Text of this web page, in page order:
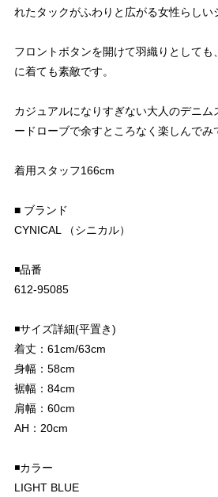
れたタックがふわりと広がる女性らしい
フロントボタンを開けて羽織りとして
に着ても素敵です。
カジュアルになりすぎない大人のデニム
ードローブで余すところなく楽しんでみ
着用スタッフ166cm
■ ブランド
CYNICAL （シニカル）
◾️品番
612-95085
◾️サイズ詳細(平置き)
着丈：61cm/63cm
身幅：58cm
裾幅：84cm
肩幅：60cm
AH：20cm
◾️カラー
LIGHT BLUE